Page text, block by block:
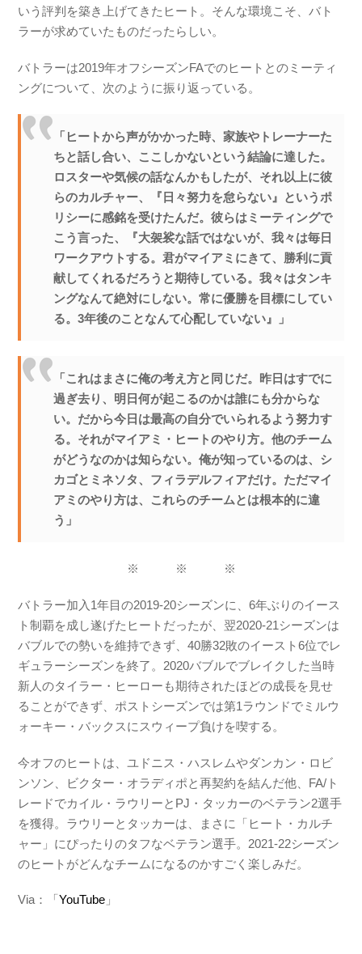
いう評判を築き上げてきたヒート。そんな環境こそ、バト
ラーが求めていたものだったらしい。
バトラーは2019年オフシーズンFAでのヒートとのミーティ
ングについて、次のように振り返っている。
「ヒートから声がかかった時、家族やトレーナーた
ちと話し合い、ここしかないという結論に達した。
ロスターや気候の話なんかもしたが、それ以上に彼
らのカルチャー、『日々努力を怠らない』というポ
リシーに感銘を受けたんだ。彼らはミーティングで
こう言った、『大袈裟な話ではないが、我々は毎日
ワークアウトする。君がマイアミにきて、勝利に貢
献してくれるだろうと期待している。我々はタンキ
ングなんて絶対にしない。常に優勝を目標にしてい
る。3年後のことなんて心配していない』」
「これはまさに俺の考え方と同じだ。昨日はすでに
過ぎ去り、明日何が起こるのかは誰にも分からな
い。だから今日は最高の自分でいられるよう努力す
る。それがマイアミ・ヒートのやり方。他のチーム
がどうなのかは知らない。俺が知っているのは、シ
カゴとミネソタ、フィラデルフィアだけ。ただマイ
アミのやり方は、これらのチームとは根本的に違
う」
※ ※ ※
バトラー加入1年目の2019-20シーズンに、6年ぶりのイース
ト制覇を成し遂げたヒートだったが、翌2020-21シーズンは
バブルでの勢いを維持できず、40勝32敗のイースト6位でレ
ギュラーシーズンを終了。2020バブルでブレイクした当時
新人のタイラー・ヒーローも期待されたほどの成長を見せ
ることができず、ポストシーズンでは第1ラウンドでミルウ
ォーキー・バックスにスウィープ負けを喫する。
今オフのヒートは、ユドニス・ハスレムやダンカン・ロビ
ンソン、ビクター・オラディポと再契約を結んだ他、FA/ト
レードでカイル・ラウリーとPJ・タッカーのベテラン2選手
を獲得。ラウリーとタッカーは、まさに「ヒート・カルチ
ャー」にぴったりのタフなベテラン選手。2021-22シーズン
のヒートがどんなチームになるのかすごく楽しみだ。
Via：「YouTube 」